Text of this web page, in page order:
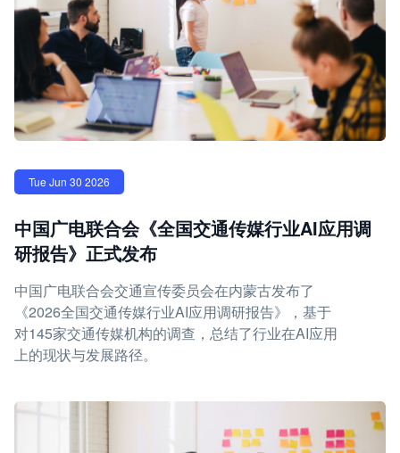
Tue Jun 30 2026
中国广电联合会《全国交通传媒行业AI应用调
研报告》正式发布
中国广电联合会交通宣传委员会在内蒙古发布了
《2026全国交通传媒行业AI应用调研报告》，基于
对145家交通传媒机构的调查，总结了行业在AI应用
上的现状与发展路径。